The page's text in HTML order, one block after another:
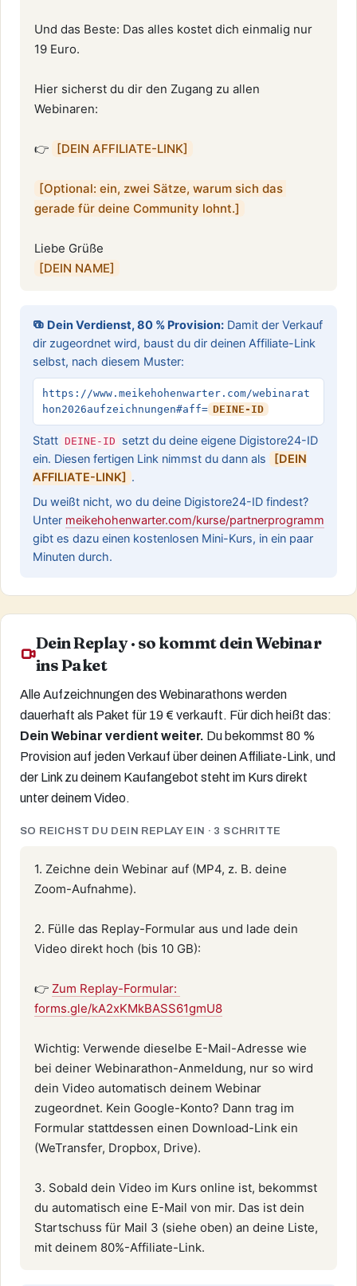
Und das Beste: Das alles kostet dich einmalig nur
19 Euro.
Hier sicherst du dir den Zugang zu allen
Webinaren:
👉 [DEIN AFFILIATE-LINK]
[Optional: ein, zwei Sätze, warum sich das
gerade für deine Community lohnt.]
[DEIN NAME]
Dein Verdienst, 80 % Provision: Damit der Verkauf
dir zugeordnet wird, baust du dir deinen Affiliate-Link
selbst, nach diesem Muster:
https://www.meikehohenwarter.com/webinarat
hon2026aufzeichnungen#aff= DEINE-ID
Statt DEINE-ID
setzt du deine eigene Digistore24-ID
ein. Diesen fertigen Link nimmst du dann als
[DEIN
AFFILIATE-LINK] .
Du weißt nicht, wo du deine Digistore24-ID findest?
Unter meikehohenwarter.com/kurse/partnerprogramm
gibt es dazu einen kostenlosen Mini-Kurs, in ein paar
Minuten durch.
Dein Replay · so kommt dein Webinar
ins Paket
Alle Aufzeichnungen des Webinarathons werden
dauerhaft als Paket für 19 € verkauft. Für dich heißt das:
Dein Webinar verdient weiter. Du bekommst 80 %
Provision auf jeden Verkauf über deinen Affiliate-Link, und
der Link zu deinem Kaufangebot steht im Kurs direkt
unter deinem Video.
SO REICHST DU DEIN REPLAY EIN · 3 SCHRITTE
1. Zeichne dein Webinar auf (MP4, z. B. deine
Zoom-Aufnahme).
2. Fülle das Replay-Formular aus und lade dein
Video direkt hoch (bis 10 GB):
👉 Zum Replay-Formular:
forms.gle/kA2xKMkBASS61gmU8
Wichtig: Verwende dieselbe E-Mail-Adresse wie
bei deiner Webinarathon-Anmeldung, nur so wird
dein Video automatisch deinem Webinar
zugeordnet. Kein Google-Konto? Dann trag im
Formular stattdessen einen Download-Link ein
(WeTransfer, Dropbox, Drive).
3. Sobald dein Video im Kurs online ist, bekommst
du automatisch eine E-Mail von mir. Das ist dein
Startschuss für Mail 3 (siehe oben) an deine Liste,
mit deinem 80%-Affiliate-Link.